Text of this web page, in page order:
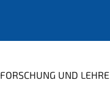
FORSCHUNG UND LEHRE